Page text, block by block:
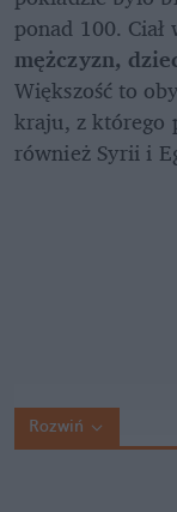
ponad 100.
mężczyzn,
Większość to
kraju, z którego
również Syrii i
Rozwiń